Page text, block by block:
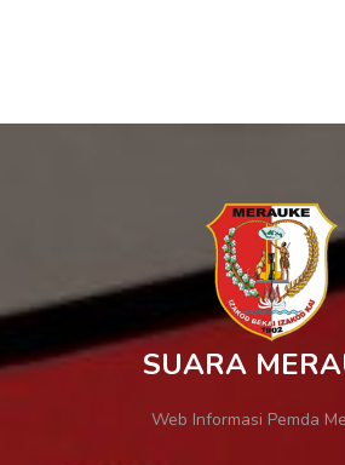
SUARA
Web Informasi Pemda